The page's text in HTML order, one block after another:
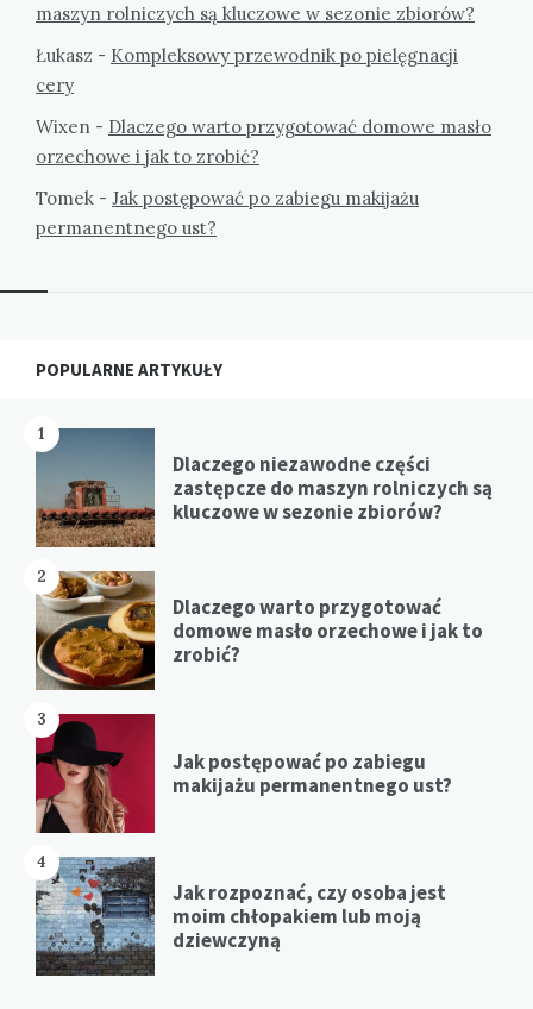
maszyn rolniczych są kluczowe w sezonie zbiorów?
Łukasz - Kompleksowy przewodnik po pielęgnacji
cery
Wixen - Dlaczego warto przygotować domowe masło
orzechowe i jak to zrobić?
Tomek - Jak postępować po zabiegu makijażu
permanentnego ust?
Widgets
POPULARNE ARTYKUŁY
1
Dlaczego niezawodne części
zastępcze do maszyn rolniczych są
kluczowe w sezonie zbiorów?
2
Dlaczego warto przygotować
domowe masło orzechowe i jak to
zrobić?
3
Jak postępować po zabiegu
makijażu permanentnego ust?
4
Jak rozpoznać, czy osoba jest
moim chłopakiem lub moją
dziewczyną